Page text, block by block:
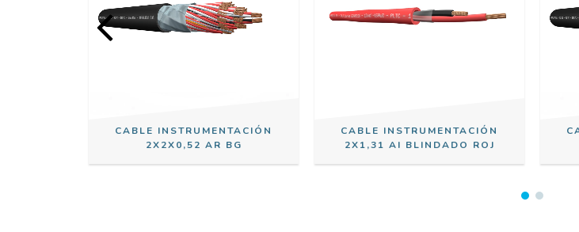
CABLE INSTRUMENTACIÓN
2X2X0,52 AR BG
CABLE INSTRUMENTACIÓN
2X1,31 AI BLINDADO ROJ